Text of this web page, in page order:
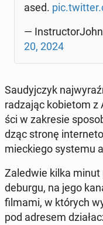
ased.
— In­struc­tor­John
20, 2024
Sau­dyj­czyk
ra­dza­jąc ko­bie­tom
ści w za­kre­sie
dząc stronę
miec­kie­go systemu
Za­le­d­wie kilka
de­bur­gu, na jego
filmami, w których
pod adresem